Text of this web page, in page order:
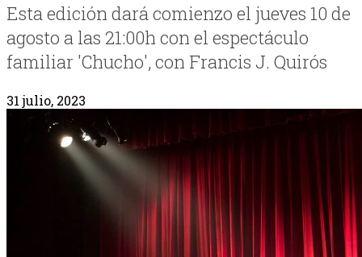
Esta edición dará comienzo el jueves 10 de
agosto a las 21:00h con el espectáculo
familiar 'Chucho', con Francis J. Quirós
31 julio, 2023